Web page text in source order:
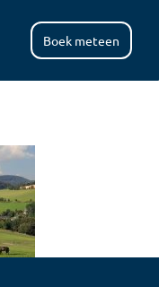
Boek meteen